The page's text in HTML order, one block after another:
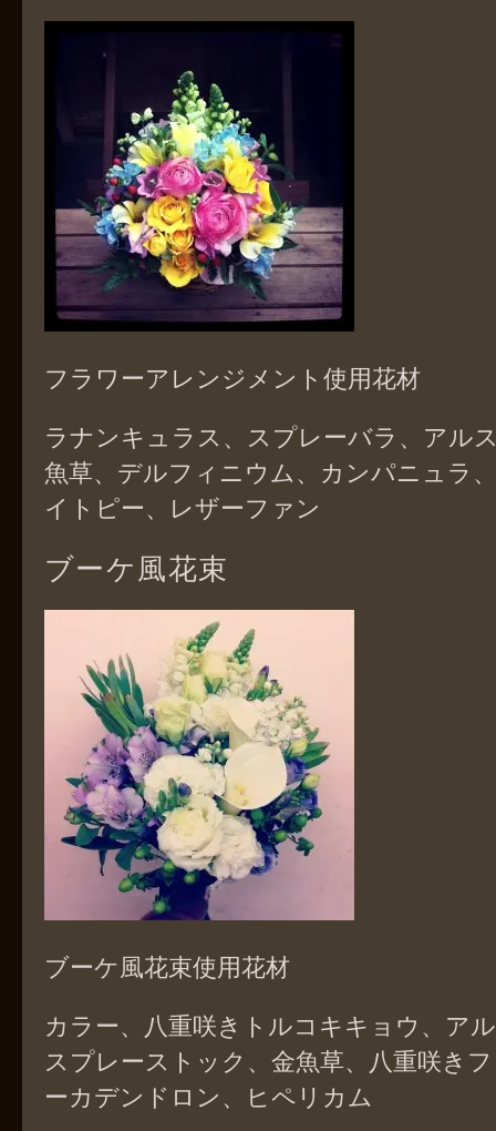
フラワーアレンジメント使用花材
ラナンキュラス、スプレーバラ、アル
魚草、デルフィニウム、カンパニュラ
イトピー、レザーファン
ブーケ風花束
ブーケ風花束使用花材
カラー、八重咲きトルコキキョウ、ア
スプレーストック、金魚草、八重咲き
ーカデンドロン、ヒペリカム